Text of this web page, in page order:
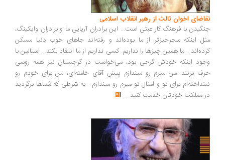
اخوان ثالث از رهبر انقلاب اسلامی
با فرهنگ کار عبثی است... این برادران آریایی ما و برادران وایکینگ،
اینکه سحرخیزتر از ما بوده‌اند و رفته‌اند جاهای خوب دنیا مسکن
ما همین چیزها را نداریم. کسی نداریم از ما انتقاد بکند... استالین با
اینکه خودش گرجی بود، می‌خواست در گرجستان نیز همه روسی
بزنند...من میرم رو میندازم پیش آقای خامنه‌ای، من برای خودم رو
برای تو و امثال تو میرم رو میندازم... به شرطی که شماها برگردید
مملکت خودتان خدمت کنید...